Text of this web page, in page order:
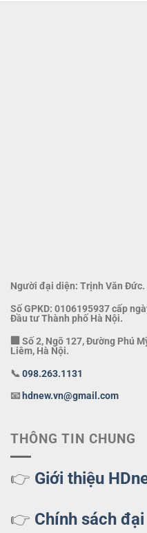
Người đại diện: Trịnh Văn Đức.
Số GPKD: 0106195937 cấp
Đầu tư Thành phố Hà Nội.
🏢 Số 2, Ngõ 127, Đường Phú
Liêm, Hà Nội.
📞 098.263.1131
📧 hdnew.vn@gmail.com
THÔNG TIN CHUNG
👉 Giới thiệu
👉 Chính sách